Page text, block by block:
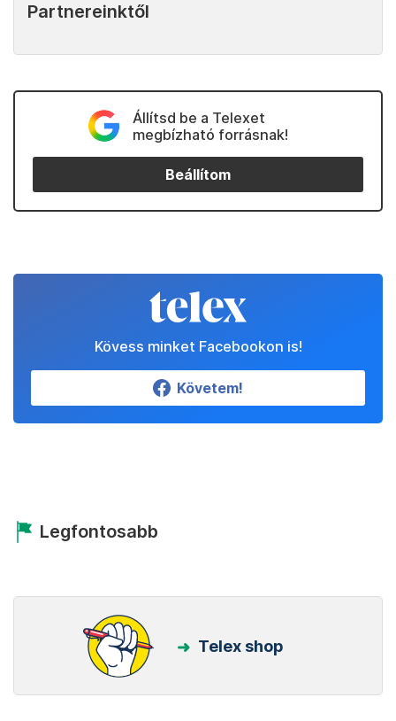
Partnereinktől
Állítsd be a Telexet
megbízható forrásnak!
Beállítom
Kövess minket Facebookon is!
Követem!
Legfontosabb
Telex shop